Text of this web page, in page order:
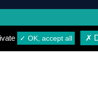
de vente Conditions de
✓ OK, accept all ✗